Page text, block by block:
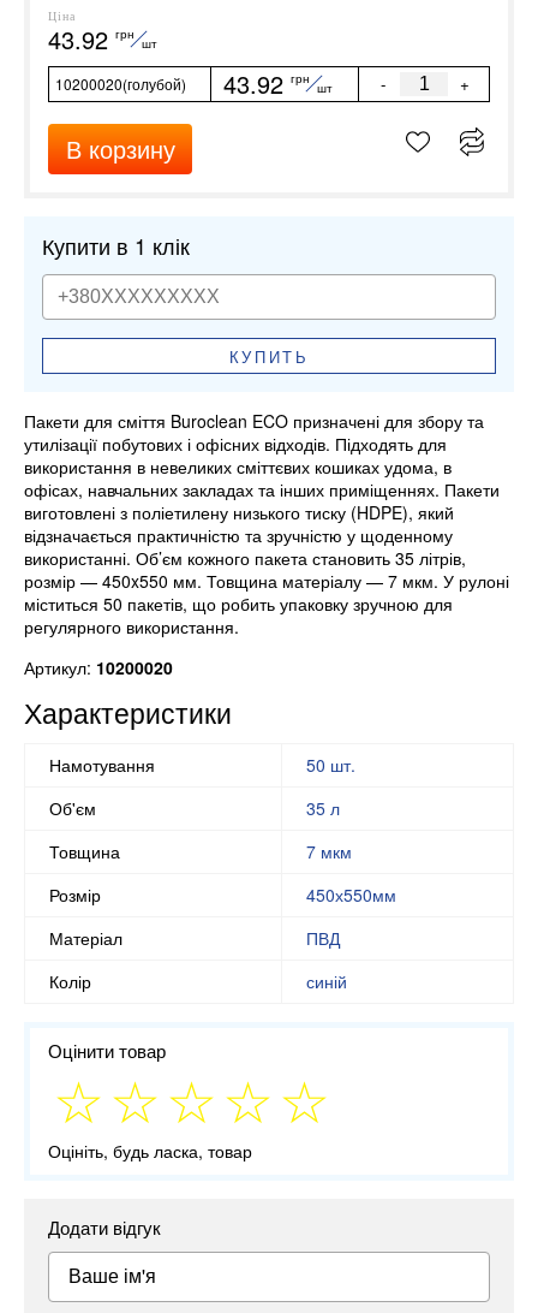
Ціна
43.92 грн
шт
10200020(голубой) 43.92 грн
шт - +
В корзину
Купити в 1 клік
КУПИТЬ
Пакети для сміття Buroclean ECO призначені для збору та
утилізації побутових і офісних відходів. Підходять для
використання в невеликих сміттєвих кошиках удома, в
офісах, навчальних закладах та інших приміщеннях. Пакети
виготовлені з поліетилену низького тиску (HDPE), який
відзначається практичністю та зручністю у щоденному
використанні. Об’єм кожного пакета становить 35 літрів,
розмір — 450x550 мм. Товщина матеріалу — 7 мкм. У рулоні
міститься 50 пакетів, що робить упаковку зручною для
регулярного використання.
Артикул: 10200020
Характеристики
Намотування
50 шт.
Об'єм
35 л
Товщина
7 мкм
Розмір
450х550мм
Матеріал
ПВД
Колір
синій
Оцінити товар
Оцініть, будь ласка, товар
Додати відгук
Ваше ім'я